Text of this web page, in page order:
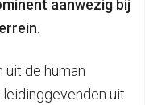
aanwezig bij
uit de human
uit